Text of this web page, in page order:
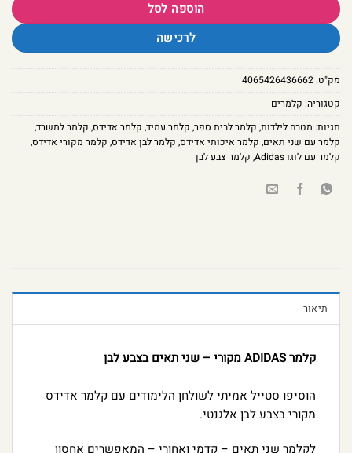
הוספה לסל
לרכישה
מק"ט:4065426436662
קטגוריה: קלמרים
תגיות: מטבח לילדות, קלמר לבית ספר, קלמר עמיד, קלמר אדידס, קלמר למשרד,
קלמר עם שני תאים, קלמר איכותי אדידס, קלמר לבן אדידס, קלמר מקורי אדידס,
קלמר עם לוגו Adidas
, קלמר צבע לבן
תיאור
קלמר ADIDAS מקורי – שני תאים בצבע לבן
הוסיפו סטייל אמיתי לשולחן הלימודים עם קלמר אדידס
מקורי בצבע לבן אלגנטי.
לקלמר שני תאים – קדמי ואחורי – המאפשרים אחסון